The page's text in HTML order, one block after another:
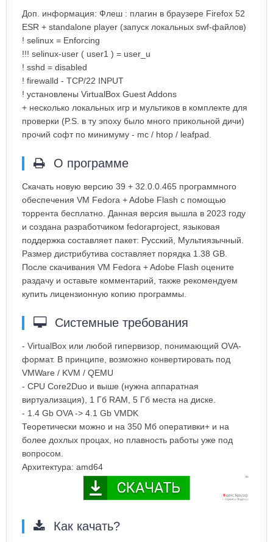
Доп. информация: Флеш : плагин в браузере Firefox 52
ESR + standalone player (запуск локальных swf-файлов)
! selinux = Enforcing
!!! selinux-user ( user1 ) = user_u
! sshd = disabled
! firewalld - TCP/22 INPUT
! установлены VirtualBox Guest Addons
+ несколько локальных игр и мультиков в комплекте для
проверки (P.S. в ту эпоху было много прикольной дичи)
прочий софт по минимуму - mc / htop / leafpad.
О программе
Скачать новую версию 39 + 32.0.0.465 программного
обеспечения VM Fedora + Adobe Flash с помощью
торрента бесплатно. Данная версия вышла в 2023 году
и создана разработчиком fedoraproject, языковая
поддержка составляет пакет: Русский, Мультиязычный.
Размер дистрибутива составляет порядка 1.38 GB.
После скачивания VM Fedora + Adobe Flash оцените
раздачу и оставьте комментарий, также рекомендуем
купить лицензионную копию программы.
Системные требования
- VirtualBox или любой гипервизор, понимающий OVA-
формат. В принципе, возможно конвертировать под
VMWare / KVM / QEMU
- CPU Core2Duo и выше (нужна аппаратная
виртуализация), 1 Гб RAM, 5 Гб места на диске.
- 1.4 Gb OVA -> 4.1 Gb VMDK
Теоретически можно и на 350 Мб оперативки+ и на
более дохлых процах, но плавность работы уже под
вопросом.
Архитектура: amd64
Как качать?